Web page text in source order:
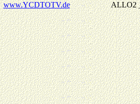
www.YCDTOTV.deALLO2 _